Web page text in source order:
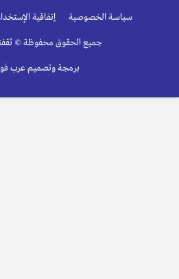
سياسة الخصوصية إتفاقية
جميع الحقوق محفوظة © ثقفنا
برمجة وتصميم عرب